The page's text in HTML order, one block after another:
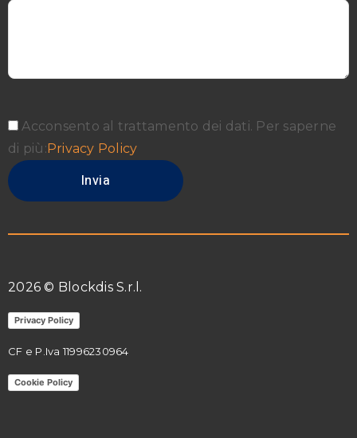
Acconsento al trattamento dei dati. Per saperne
di più:Privacy Policy
2026 © Blockdis S.r.l.
Privacy Policy
CF e P.Iva 11996230964
Cookie Policy